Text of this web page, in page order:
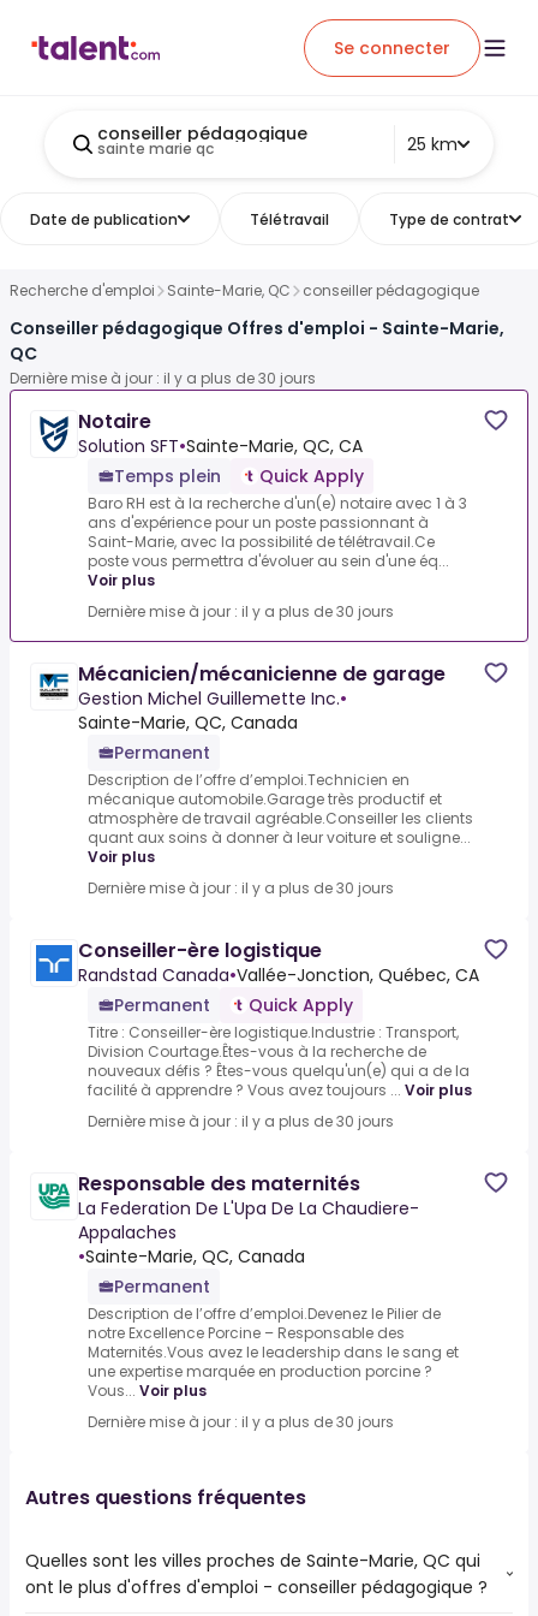
Se connecter
conseiller pédagogique
sainte marie qc 25 km
Date de publication Télétravail Type de contrat
Recherche d'emploi Sainte-Marie, QC conseiller pédagogique
Conseiller pédagogique Offres d'emploi - Sainte-Marie,
QC
Dernière mise à jour : il y a plus de 30 jours
Notaire
Solution SFT•Sainte-Marie, QC, CA
Temps plein
Quick Apply
Baro RH est à la recherche d'un(e) notaire avec 1 à 3
ans d'expérience pour un poste passionnant à
Saint-Marie, avec la possibilité de télétravail.Ce
poste vous permettra d'évoluer au sein d'une éq...
Voir plus
Dernière mise à jour : il y a plus de 30 jours
Mécanicien/mécanicienne de garage
Gestion Michel Guillemette Inc.•
Sainte-Marie, QC, Canada
Permanent
Description de l’offre d’emploi.Technicien en
mécanique automobile.Garage très productif et
atmosphère de travail agréable.Conseiller les clients
quant aux soins à donner à leur voiture et souligne...
Voir plus
Dernière mise à jour : il y a plus de 30 jours
Conseiller-ère logistique
Randstad Canada•Vallée-Jonction, Québec, CA
Permanent
Quick Apply
Titre : Conseiller-ère logistique.Industrie : Transport,
Division Courtage.Êtes-vous à la recherche de
nouveaux défis ? Êtes-vous quelqu'un(e) qui a de la
facilité à apprendre ? Vous avez toujours ... Voir plus
Dernière mise à jour : il y a plus de 30 jours
Responsable des maternités
La Federation De L'Upa De La Chaudiere-
Appalaches
•Sainte-Marie, QC, Canada
Permanent
Description de l’offre d’emploi.Devenez le Pilier de
notre Excellence Porcine – Responsable des
Maternités.Vous avez le leadership dans le sang et
une expertise marquée en production porcine ?
Vous... Voir plus
Dernière mise à jour : il y a plus de 30 jours
Autres questions fréquentes
Quelles sont les villes proches de Sainte-Marie, QC qui
ont le plus d'offres d'emploi - conseiller pédagogique ?